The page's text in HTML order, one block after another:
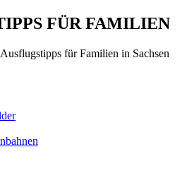
FÜR FAMILIEN
für Familien in Sachsen